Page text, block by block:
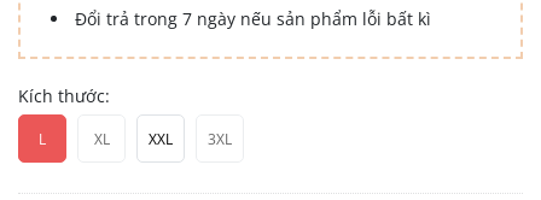
Đổi trả trong 7 ngày nếu sản phẩm lỗi bất kì
Kích thước:
L XL XXL 3XL